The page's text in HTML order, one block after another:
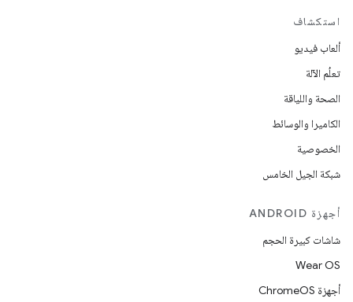
استكشاف
ألعاب فيديو
تعلُم الآلة
الصحة واللياقة
الكاميرا والوسائط
الخصوصية
شبكة الجيل الخامس
أجهزة ANDROID
شاشات كبيرة الحجم
Wear OS
أجهزة ChromeOS